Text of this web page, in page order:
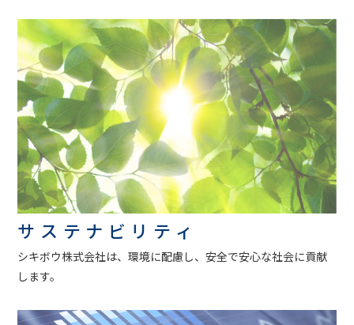
サステナビリティ
シキボウ株式会社は、環境に配慮し、安全で安心な社会に貢献
します。